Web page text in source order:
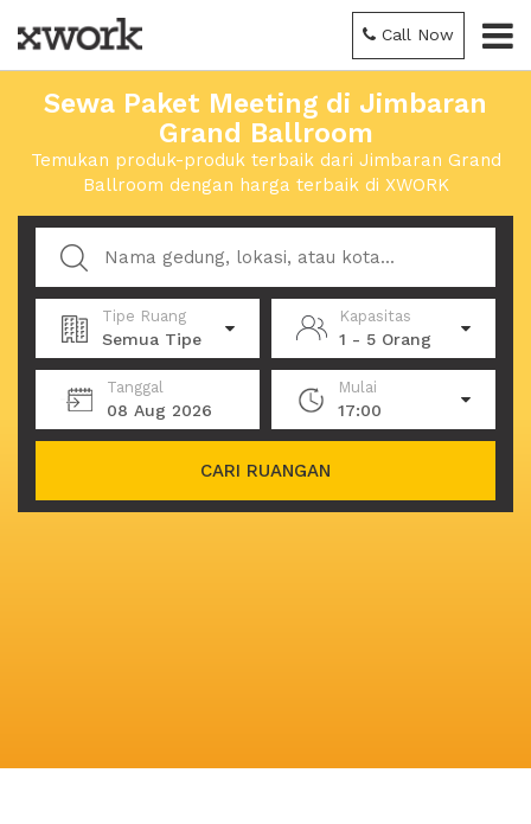
Call Now
Sewa Paket Meeting di Jimbaran
Grand Ballroom
Temukan produk-produk terbaik dari Jimbaran Grand
Ballroom dengan harga terbaik di XWORK
Tipe Ruang
Semua Tipe
Kapasitas
1 - 5 Orang
Tanggal
08 Aug 2026
Mulai
17:00
CARI RUANGAN